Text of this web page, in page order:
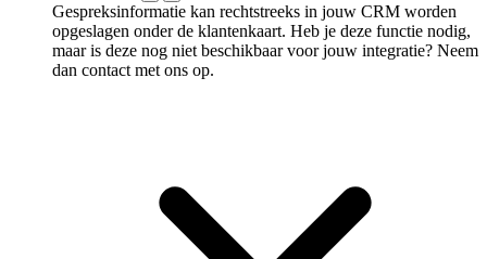
Gespreksinformatie kan rechtstreeks in jouw CRM worden
opgeslagen onder de klantenkaart. Heb je deze functie nodig,
maar is deze nog niet beschikbaar voor jouw integratie? Neem
dan contact met ons op.